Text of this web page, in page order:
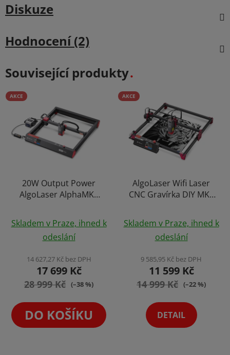
Diskuze
Hodnocení (2)
Související produkty
AKCE
20W Output Power
AlgoLaser AlphaMK2
Gravírka Laserový
Gravírovací Stroj S
Vlastním Software a
Gravíruje (i řeže) Kovy
hodnocení
produktu
je
5,0
z
hvězdiček.
Skladem v Praze, ihned k
odeslání
14 627,27 Kč bez DPH
17 699 Kč
28 999 Kč (–38 %)
DO KOŠÍKU
AKCE
AlgoLaser Wifi Laser
CNC Gravírka DIY MK2
Laserový Gravírovací
Stroj Plotr True Power
Výběr Variant
hodnocení
produktu
je
5,0
z
hvězdiček.
Skladem v Praze, ihned k
odeslání
9 585,95 Kč bez DPH
11 599 Kč
14 999 Kč (–22 %)
DETAIL